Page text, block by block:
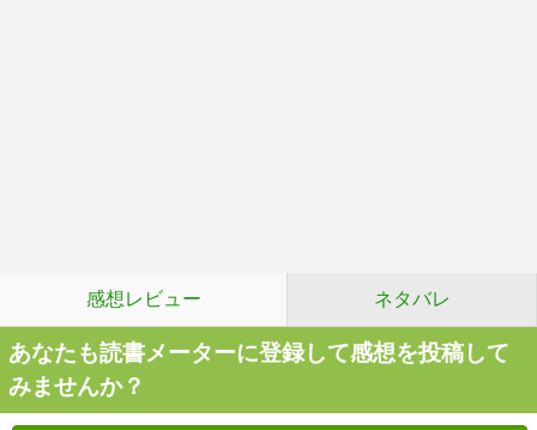
感想レビュー ネタバレ
あなたも読書メーターに登録して感想を投稿して
みませんか？